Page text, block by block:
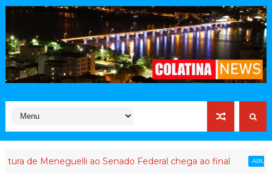
ao Senado Federal chega ao final ABUSO DE PODER